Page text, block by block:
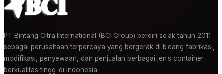
PT Bintang Citra International (BCI Group) berdiri sejak tahun 2011
sebagai perusahaan terpercaya yang bergerak di bidang fabrikasi,
modifikasi, penyewaan, dan penjualan berbagai jenis container
berkualitas tinggi di Indonesia.